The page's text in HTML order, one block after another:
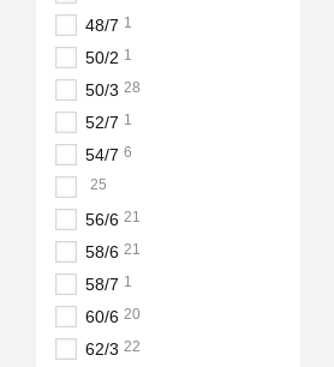
48/7 1
50/2 1
50/3 28
52/7 1
54/7 6
25
56/6 21
58/6 21
58/7 1
60/6 20
62/3 22